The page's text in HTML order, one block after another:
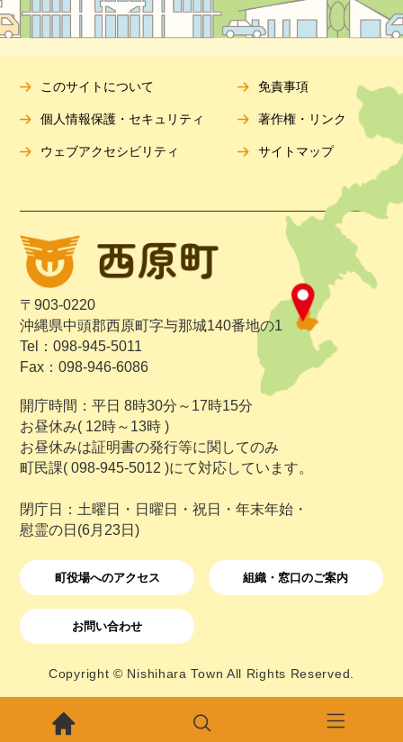
〒903-0220
沖縄県中頭郡西原町字与那城140番地の1
Tel：098-945-5011
Fax：098-946-6086
開庁時間：平日 8時30分～17時15分
お昼休み( 12時～13時 )
お昼休みは証明書の発行等に関してのみ
町民課( 098-945-5012 )にて対応しています。
閉庁日：土曜日・日曜日・祝日・年末年始・
慰霊の日(6月23日)
町役場へのアクセス 組織・窓口のご案内
お問い合わせ
このサイトについて 免責事項
個人情報保護・セキュリティ 著作権・リンク
ウェブアクセシビリティ サイトマップ
Copyright © Nishihara Town All Rights Reserved.